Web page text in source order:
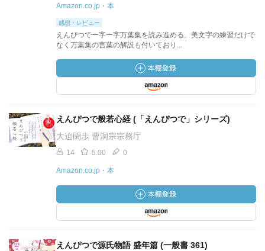
Amazon.co.jp・本
感想・レビュー
えんぴつで一字一字万葉集を読み進める。美文字の練習だけで
なく万葉集の言葉の解説も付いており...
えんぴつで般若心経 (「えんぴつで」シリーズ)
大迫閑歩 曹洞宗宗務庁
14 5.00 0
Amazon.co.jp・本
えんぴつで源氏物語 盛年篇 (一般書 361)